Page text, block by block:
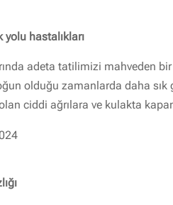
yolu hastalıkları
adeta tatilimizi mahveden
olduğu zamanlarda daha sık
ciddi ağrılara ve kulakta